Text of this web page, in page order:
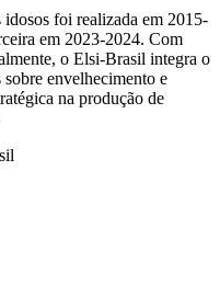
idosos foi realizada em 2015-
em 2023-2024. Com
o Elsi-Brasil integra o
envelhecimento e
na produção de